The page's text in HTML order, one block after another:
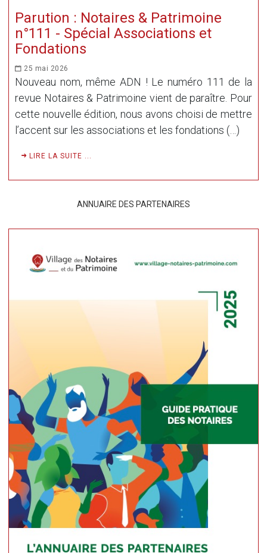
Parution : Notaires & Patrimoine
n°111 - Spécial Associations et
Fondations
25 mai 2026
Nouveau nom, même ADN ! Le numéro 111 de la
revue Notaires & Patrimoine vient de paraître. Pour
cette nouvelle édition, nous avons choisi de mettre
l’accent sur les associations et les fondations (…)
LIRE LA SUITE ...
ANNUAIRE DES PARTENAIRES